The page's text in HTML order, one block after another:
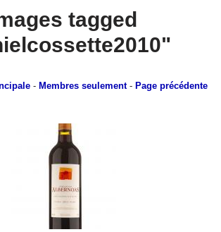
tagged
- Membres seulement- Page précédente